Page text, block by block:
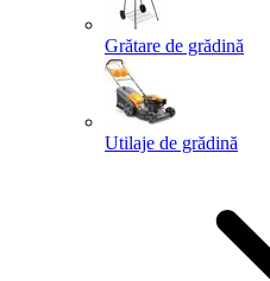
Grătare de grădină
Utilaje de grădină